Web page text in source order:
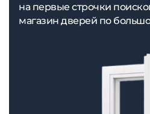
на первые строчки
магазин дверей по